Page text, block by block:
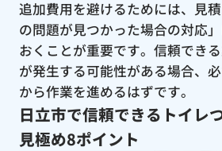
追加費用を避けるためには、見
の問題が見つかった場合の対応
おくことが重要です。信頼でき
が発生する可能性がある場合、
から作業を進めるはずです。
日立市で信頼できるトイレ
見極め8ポイント